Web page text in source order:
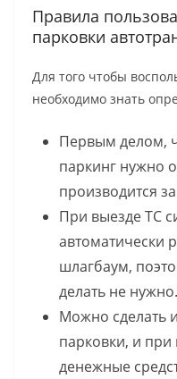
Правила
парковки
Для того чтобы
необходимо знать
Первым делом,
паркинг нужно
производится
При выезде ТС
автоматически
шлагбаум,
делать не нужно.
Можно сделать
парковки, и при
денежные